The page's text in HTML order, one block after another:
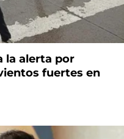
la alerta por
fuertes en